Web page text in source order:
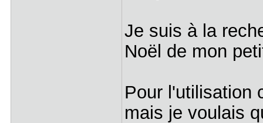
Je suis à la
Noël de mon
Pour l'utilisation
mais je voulais